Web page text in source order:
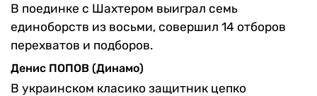
В поединке с Шахтером выиграл семь
единоборств из восьми, совершил 14 отборов
перехватов и подборов.
Денис ПОПОВ (Динамо)
В украинском класико защитник цепко